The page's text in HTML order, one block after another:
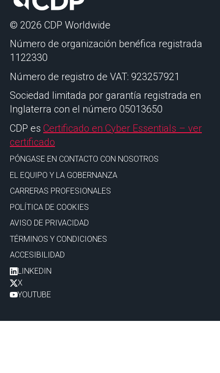
© 2026 CDP Worldwide
Número de organización benéfica registrada
1122330
Número de registro de VAT: 923257921
Sociedad limitada por garantía registrada en
Inglaterra con el número 05013650
CDP es Certificado en Cyber Essentials – ver
certificado
PÓNGASE EN CONTACTO CON NOSOTROS
EL EQUIPO Y LA GOBERNANZA
CARRERAS PROFESIONALES
POLÍTICA DE COOKIES
AVISO DE PRIVACIDAD
TÉRMINOS Y CONDICIONES
ACCESIBILIDAD
LINKEDIN
X
YOUTUBE